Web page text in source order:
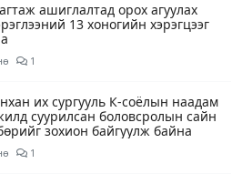
ашиглалтад орох агуулах
13 хоногийн хэрэгцээг
1
их сургууль К-соёлын наадам
суурилсан боловсролын сайн
зохион байгуулж байна
1